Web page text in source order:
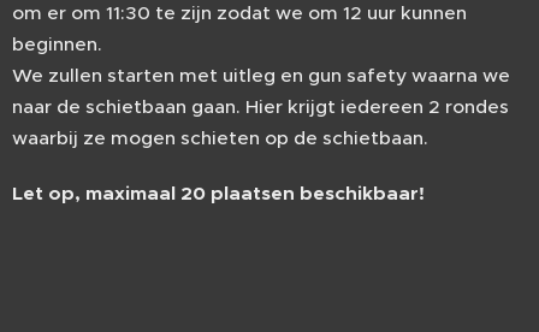
om er om 11:30 te zijn zodat we om 12 uur kunnen
beginnen.
We zullen starten met uitleg en gun safety waarna we
naar de schietbaan gaan. Hier krijgt iedereen 2 rondes
waarbij ze mogen schieten op de schietbaan.
Let op, maximaal 20 plaatsen beschikbaar!